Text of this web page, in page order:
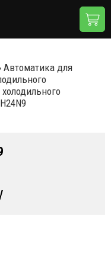
Автоматика для